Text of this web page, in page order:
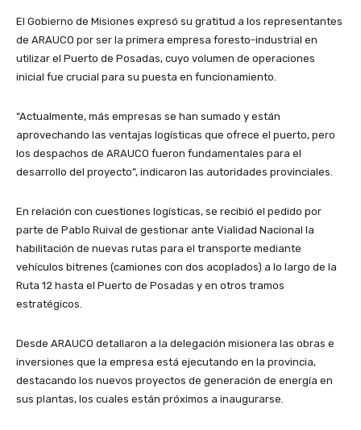
El Gobierno de Misiones expresó su gratitud a los representantes
de ARAUCO por ser la primera empresa foresto-industrial en
utilizar el Puerto de Posadas, cuyo volumen de operaciones
inicial fue crucial para su puesta en funcionamiento.
“Actualmente, más empresas se han sumado y están
aprovechando las ventajas logísticas que ofrece el puerto, pero
los despachos de ARAUCO fueron fundamentales para el
desarrollo del proyecto”, indicaron las autoridades provinciales.
En relación con cuestiones logísticas, se recibió el pedido por
parte de Pablo Ruival de gestionar ante Vialidad Nacional la
habilitación de nuevas rutas para el transporte mediante
vehículos bitrenes (camiones con dos acoplados) a lo largo de la
Ruta 12 hasta el Puerto de Posadas y en otros tramos
estratégicos.
Desde ARAUCO detallaron a la delegación misionera las obras e
inversiones que la empresa está ejecutando en la provincia,
destacando los nuevos proyectos de generación de energía en
sus plantas, los cuales están próximos a inaugurarse.